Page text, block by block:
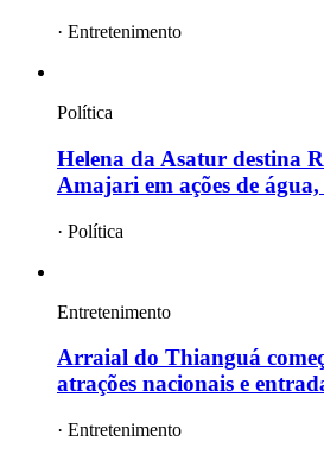
· Entretenimento
Política
Helena da Asatur destina
Amajari em ações de água,
· Política
Entretenimento
Arraial do Thianguá
atrações nacionais e
· Entretenimento